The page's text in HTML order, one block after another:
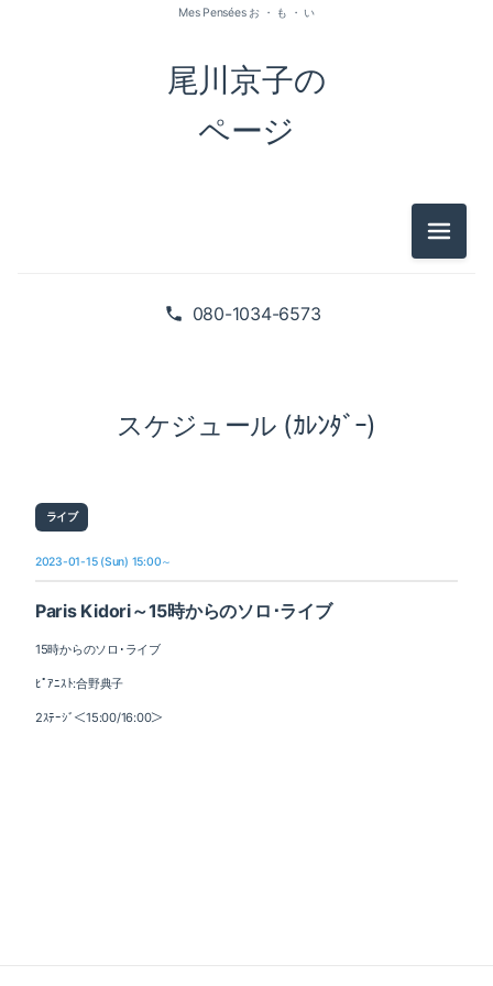
080-1034-6573
尾川京子の
ページ
Mes Pensées お ・ も ・ い
メニュ
スケジュール (ｶﾚﾝﾀﾞｰ)
ライブ
2023-01-15 (Sun) 15:00～
Paris Kidori～15時からのソロ･ライブ
15時からのソロ･ライブ
ﾋﾟｱﾆｽﾄ:合野典子
2ｽﾃｰｼﾞ＜15:00/16:00＞